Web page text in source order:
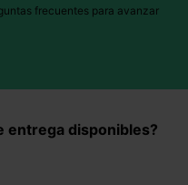
entrega disponibles?